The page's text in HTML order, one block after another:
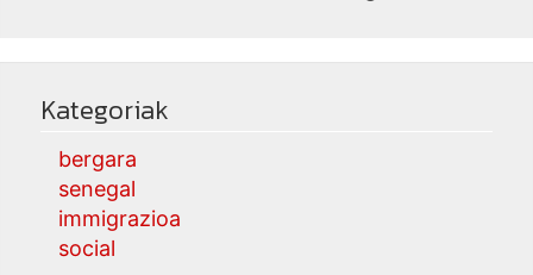
Kategoriak
bergara
senegal
immigrazioa
social